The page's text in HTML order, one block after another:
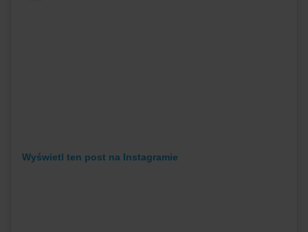
Wyświetl ten post na Instagramie